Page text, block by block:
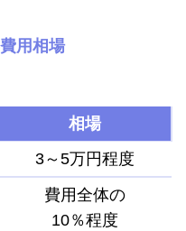
用相場
相場
3～5万円程度
費用全体の
10％程度